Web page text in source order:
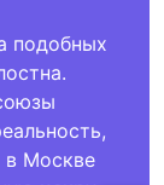
подобных
в Москве